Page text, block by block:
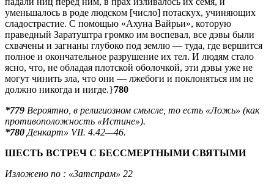
уменьшалось в роде людском [число] потаскух, учиняющих
сладострастие. С помощью «Ахуна Вайрьи», которую
праведный Заратуштра громко им воспевал, все дэвы были
схвачены и загнаны глубоко под землю — туда, где вершится
полное и окончательное разрушение их тел. И людям стало
ясно, что, не обладая плотской оболочкой, эти дэвы уже не
могут чинить зла, что они — лжебоги и поклоняться им не
должно никогда и нигде.}780
*779 Вероятно, в религиозном смысле, то есть «Ложь» (как
противоположность «Истине»).
*780 Денкарт» VII. 4.42—46.
ШЕСТЬ ВСТРЕЧ С БЕССМЕРТНЫМИ СВЯТЫМИ
Изложено по : «3aтспрам» 22